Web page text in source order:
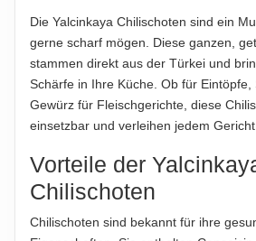
HERKUNFTSLAND
Türkei
HINWEIS
Für die vorstehenden Angaben wird
übernommen. Bitte prüfen Sie im
Das Produktdesign kann von der
Die Yalcinkaya Chilischoten sind ein
gerne scharf mögen. Diese ganzen,
stammen direkt aus der Türkei und
Schärfe in Ihre Küche. Ob für Eintöpfe,
Gewürz für Fleischgerichte, diese
einsetzbar und verleihen jedem
Vorteile der
Chilischoten
Chilischoten sind bekannt für ihre